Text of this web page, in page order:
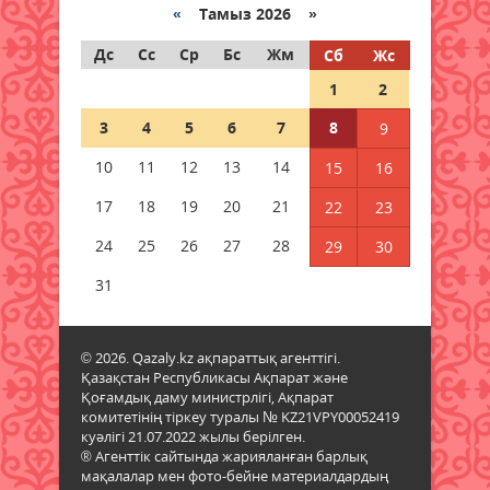
Құқықтық сауаттылық –
08 тамыз 2026 ж.
Тағылымға толы сыр-сұхбат
Мерейі үстем мәдени мекен
Шырайы артқан шағын қала
Ел игілігі жолындағы еңбек
бағаланып, құрылысшыларға
құрмет көрсетілді
07 тамыз 2026 ж. 25
« Тамыз 2026 »
Дс
Сс Ср Бс Жм Сб
Жс
1
2
3
4 5 6 7 8
9
10
11 12 13 14 15
16
17
18 19 20 21 22
23
24
25 26 27 28 29
30
31
© 2026. Qazaly.kz ақпараттық агенттігі.
Қазақстан Республикасы Ақпарат және
Қоғамдық даму министрлігі, Ақпарат
комитетінің тіркеу туралы № KZ21VPY00052419
куәлігі 21.07.2022 жылы берілген.
® Агенттік сайтында жарияланған барлық
мақалалар мен фото-бейне материалдардың